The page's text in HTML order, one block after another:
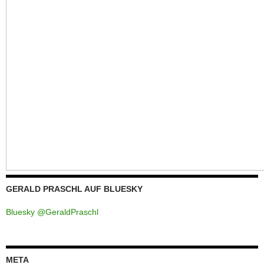
GERALD PRASCHL AUF BLUESKY
Bluesky @GeraldPraschl
META